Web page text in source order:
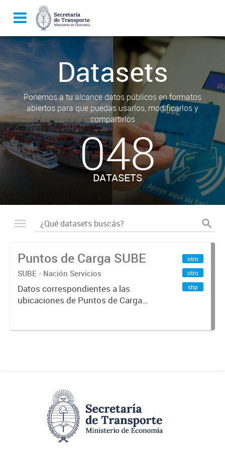
Datasets
Ponemos a tu alcance datos públicos en formatos
abiertos para que puedas usarlos, modificarlos y
compartirlos
048
DATASETS
Puntos de Carga SUBE
SUBE - Nación Servicios
Datos correspondientes a las
ubicaciones de Puntos de Carga
otro
otro
shp